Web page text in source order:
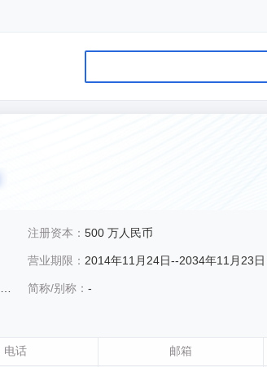
注册资本： 500 万人民币
营业期限： 2014年11月24日--2034年11月23日
简称/别称： -
电话 邮箱